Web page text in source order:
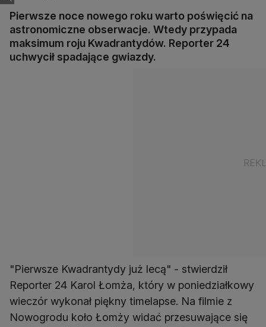
Pierwsze noce nowego roku warto poświęcić na
astronomiczne obserwacje. Wtedy przypada
maksimum roju Kwadrantydów. Reporter 24
uchwycił spadające gwiazdy.
"Pierwsze Kwadrantydy już lecą" - stwierdził
Reporter 24 Karol Łomża, który w poniedziałkowy
wieczór wykonał piękny timelapse. Na filmie z
Nowogrodu koło Łomży widać przesuwające się